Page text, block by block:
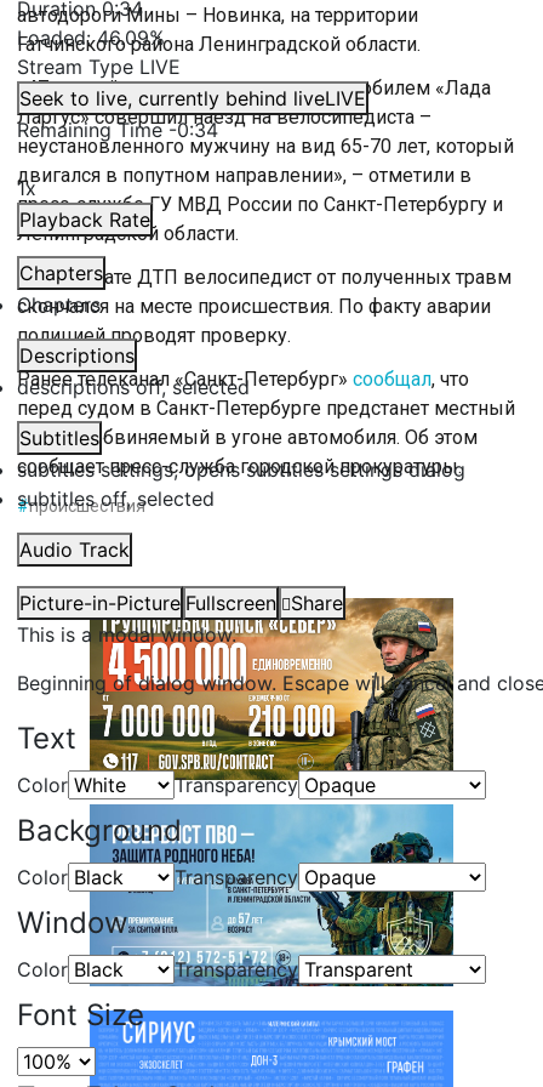
Duration0:34
Loaded:46.09%
Stream Type LIVE
Seek to live, currently behind liveLIVE
Remaining Time-0:34
1x
Playback Rate
Chapters
Chapters
Descriptions
descriptions off, selected
Subtitles
subtitles settings, opens subtitles settings dialog
subtitles off, selected
Audio Track
Picture-in-Picture Fullscreen
Share
This is a modal window.
Beginning of dialog window. Escape will cancel and
Text
Color Transparency
Background
Color Transparency
Window
Color Transparency
Font Size
автодороги Мины – Новинка, на территории
Гатчинского района Ленинградской области.
«47-летний водитель, управляя автомобилем «Лада
Ларгус» совершил наезд на велосипедиста –
неустановленного мужчину на вид 65-70 лет, который
двигался в попутном направлении», – отметили в
пресс-службе ГУ МВД России по Санкт-Петербургу и
Ленинградской области.
В результате ДТП велосипедист от полученных травм
скончался на месте происшествия. По факту аварии
полицией проводят проверку.
Ранее телеканал «Санкт-Петербург» сообщал, что
перед судом в Санкт-Петербурге предстанет местный
житель, обвиняемый в угоне автомобиля. Об этом
сообщает пресс-служба городской прокуратуры.
#происшествия